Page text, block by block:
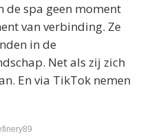
spa geen moment
van verbinding. Ze
in de
Net als zij zich
En via TikTok nemen